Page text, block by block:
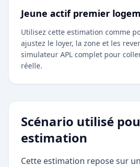
Jeune actif premier
Utilisez cette estimation comme
ajustez le loyer, la zone et les
simulateur APL complet pour
réelle.
Scénario utilisé
estimation
Cette estimation repose sur